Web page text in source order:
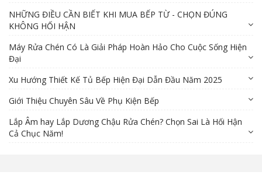
NHỮNG ĐIỀU CẦN BIẾT KHI MUA BẾP TỪ - CHỌN ĐÚNG
KHÔNG HỐI HẬN
Máy Rửa Chén Có Là Giải Pháp Hoàn Hảo Cho Cuộc Sống Hiện
Đại
Xu Hướng Thiết Kế Tủ Bếp Hiện Đại Dẫn Đầu Năm 2025
Giới Thiệu Chuyên Sâu Về Phụ Kiện Bếp
Lắp Âm hay Lắp Dương Chậu Rửa Chén? Chọn Sai Là Hối Hận
Cả Chục Năm!